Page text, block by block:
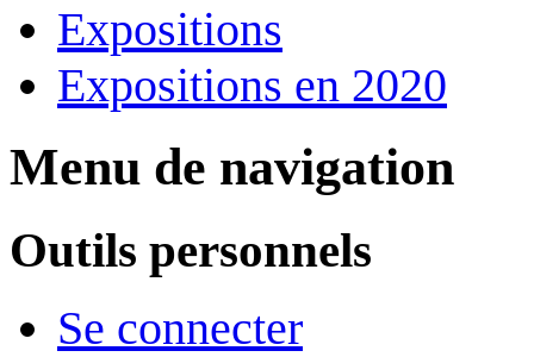
Expositions
Expositions en 2020
Menu de navigation
Outils personnels
Se connecter